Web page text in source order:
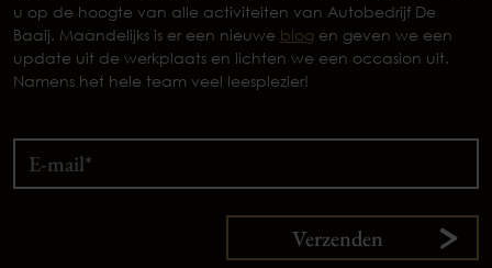
u op de hoogte van alle activiteiten van Autobedrijf De
Baaij. Maandelijks is er een nieuwe blog en geven we een
update uit de werkplaats en lichten we een occasion uit.
Namens het hele team veel leesplezier!
Verzenden